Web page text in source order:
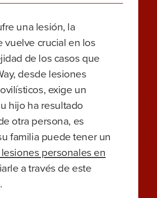
una lesión, la
vuelve crucial en los
de los casos que
desde lesiones
exige un
hijo ha resultado
otra persona, es
familia puede tener un
personales en
a través de este